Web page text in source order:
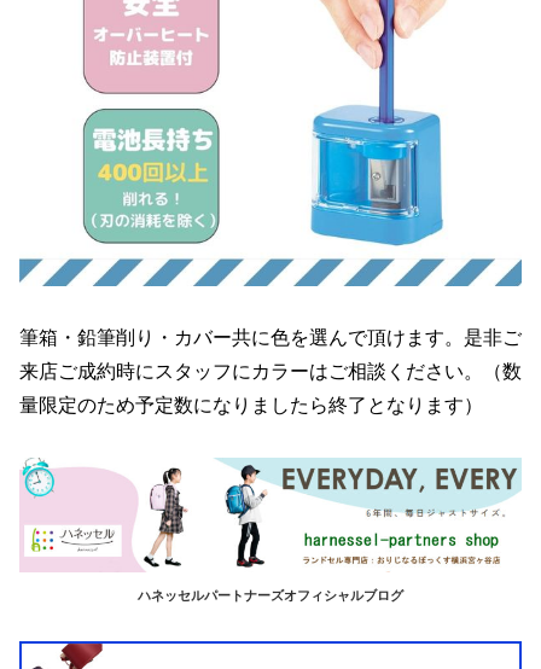
筆箱・鉛筆削り・カバー共に色を選んで頂けます。是非ご
来店ご成約時にスタッフにカラーはご相談ください。（数
量限定のため予定数になりましたら終了となります）
ハネッセルパートナーズオフィシャルブログ